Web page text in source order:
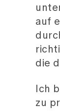
auf
die
Ich
zu